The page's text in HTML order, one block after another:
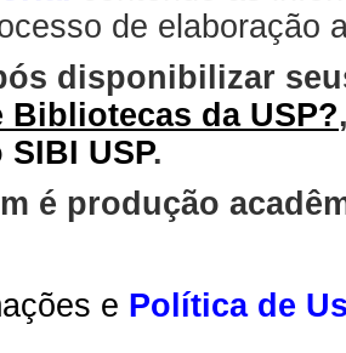
de elaboração
disponibilizar
Bibliotecas da USP?
USP.
é produção
e Política de